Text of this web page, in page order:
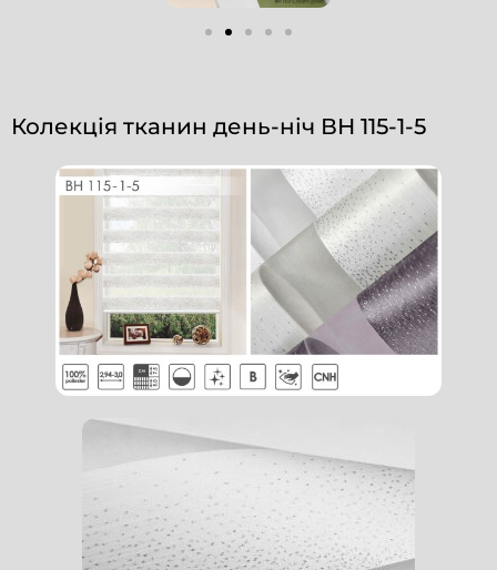
Колекція тканин день-ніч ВН 115-1-5